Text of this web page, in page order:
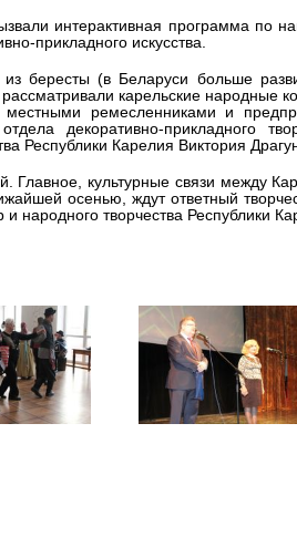
интерактивная программа по
прикладного искусства.
бересты (в Беларуси больше
карельские народные
ремесленниками и
декоративно-прикладного
Республики Карелия Виктория
Главное, культурные связи между
осенью, ждут ответный
и народного творчества Республики